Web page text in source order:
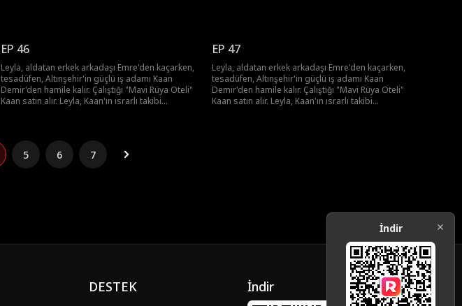
EP 46
Leyla, aldatan erkek arkadaşı Emre'den kaçarken,
tesadüfen, Altınşehir'in güçlü iş adamı Kaan
Demir'den hamile kalır. Çalıştığı "Mavi Rüya Oteli"
Kaan satın alır. Leyla, Kaan'ın ısrarlı takibi
EP 47
Leyla, aldatan erkek arkadaşı Emre'den kaçarken,
tesadüfen, Altınşehir'in güçlü iş adamı Kaan
Demir'den hamile kalır. Çalıştığı "Mavi Rüya Oteli"
Kaan satın alır. Leyla, Kaan'ın ısrarlı takibi
5 6 7
DESTEK İndir
İndir